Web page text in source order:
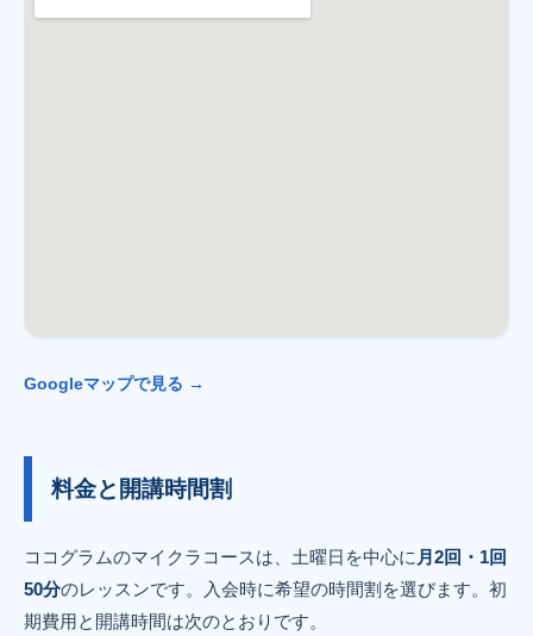
Googleマップで見る →
料金と開講時間割
ココグラムのマイクラコースは、土曜日を中心に 月2回・1回
50分のレッスンです。入会時に希望の時間割を選びます。初
期費用と開講時間は次のとおりです。